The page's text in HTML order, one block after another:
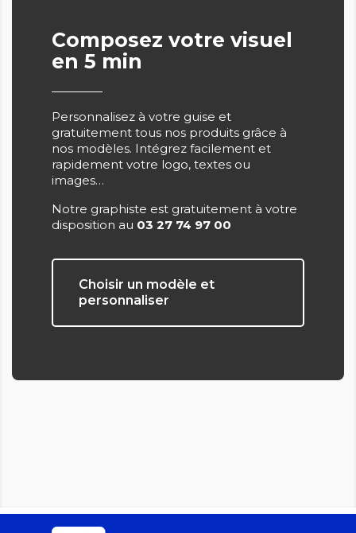
Composez votre visuel
en 5 min
Personnalisez à votre guise et
gratuitement tous nos produits grâce à
nos modèles. Intégrez facilement et
rapidement votre logo, textes ou
images…
Notre graphiste est gratuitement à votre
disposition au 03 27 74 97 00
Choisir un modèle et
personnaliser